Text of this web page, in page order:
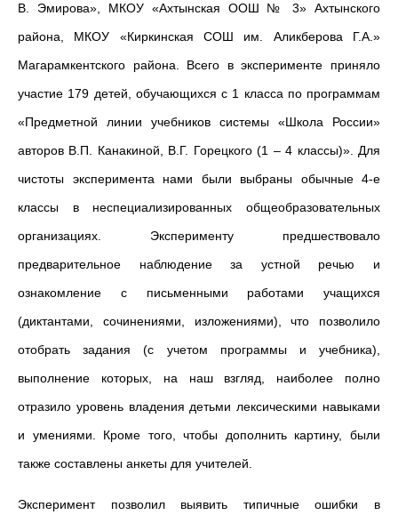
В.
Эмирова», МКОУ «Ахтынская ООШ № 3» Ахтынского
района, МКОУ «Киркинская СОШ им. Аликберова
Г.А.»
Магарамкентского района. Всего в эксперименте приняло
участие 179 детей, обучающихся с 1 класса по программам
«Предметной линии учебников системы «Школа России»
авторов В.П.
Канакиной, В.Г. Горецкого (1 – 4 классы)». Для
чистоты эксперимента нами были выбраны обычные 4-е
классы в неспециализированных общеобразовательных
организациях. Эксперименту предшествовало
предварительное наблюдение за устной речью и
ознакомление с письменными работами учащихся
(диктантами, сочинениями, изложениями), что позволило
отобрать задания (с учетом программы и учебника),
выполнение которых, на наш взгляд, наиболее полно
отразило уровень владения детьми лексическими навыками
и умениями. Кроме того, чтобы дополнить картину, были
также составлены анкеты для учителей.
Эксперимент позволил выявить типичные ошибки в